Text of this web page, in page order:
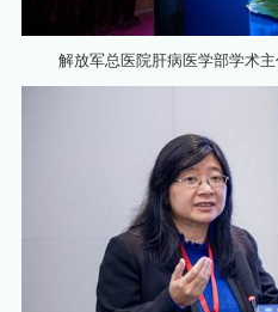
解放军总医院肝病医学部学术